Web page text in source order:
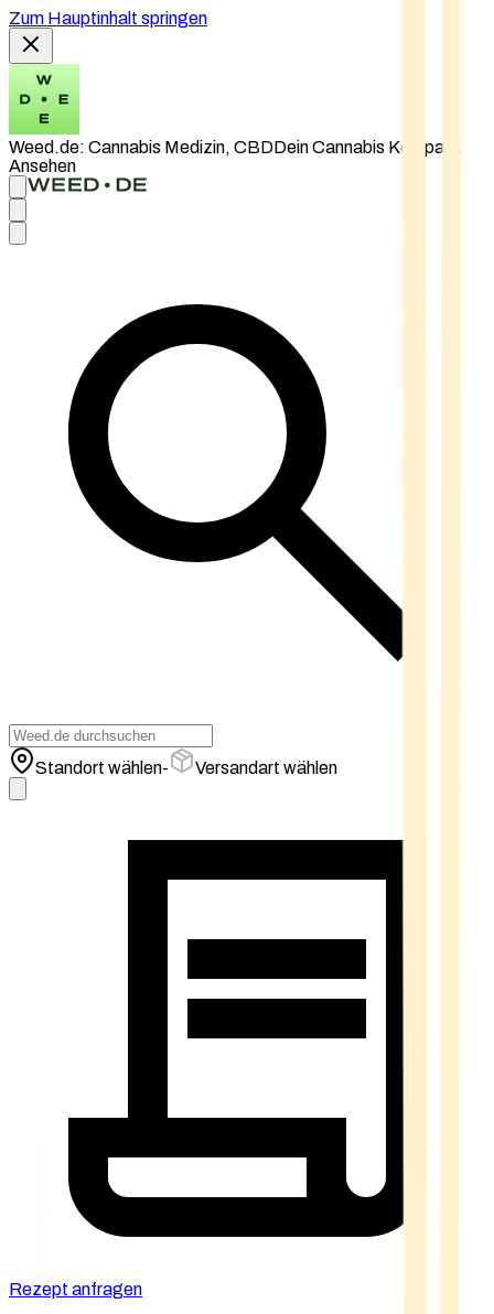
Zum Hauptinhalt springen
Weed.de: Cannabis Medizin, CBDDein Cannabis Kompass
Ansehen
Standort wählen- Versandart wählen
Rezept anfragen